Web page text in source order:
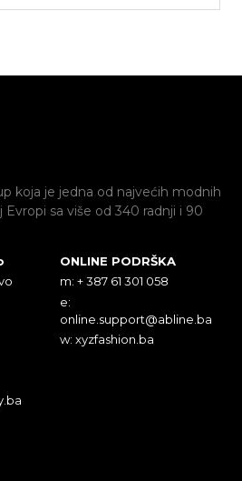
koja je jedna od najvećih modnih
sa više od 340 radnji i 90
ONLINE PODRŠKA
m: + 387 61 301 058
e:
online.support@abline.ba
w: xyzfashion.ba